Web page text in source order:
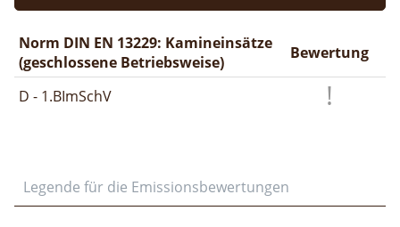
Norm DIN EN 13229: Kamineinsätze
(geschlossene Betriebsweise)
Bewertung
D - 1.BImSchV
Legende für die Emissionsbewertungen